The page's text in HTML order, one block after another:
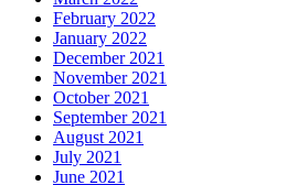
February 2022
January 2022
December 2021
November 2021
October 2021
September 2021
August 2021
July 2021
June 2021